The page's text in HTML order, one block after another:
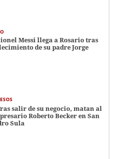
Messi llega a Rosario tras
de su padre Jorge
salir de su negocio, matan al
Roberto Becker en San
Sula